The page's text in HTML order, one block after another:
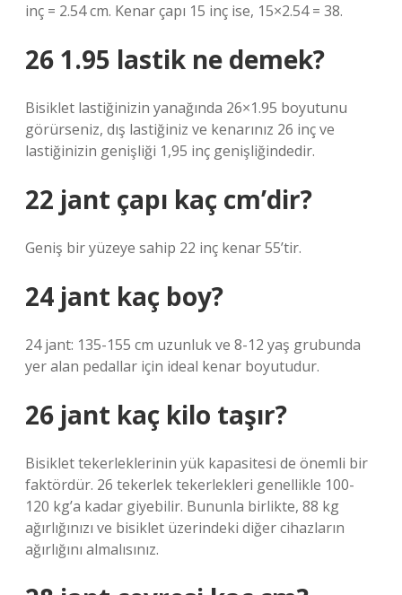
inç = 2.54 cm. Kenar çapı 15 inç ise, 15×2.54 = 38.
26 1.95 lastik ne demek?
Bisiklet lastiğinizin yanağında 26×1.95 boyutunu
görürseniz, dış lastiğiniz ve kenarınız 26 inç ve
lastiğinizin genişliği 1,95 inç genişliğindedir.
22 jant çapı kaç cm’dir?
Geniş bir yüzeye sahip 22 inç kenar 55’tir.
24 jant kaç boy?
24 jant: 135-155 cm uzunluk ve 8-12 yaş grubunda
yer alan pedallar için ideal kenar boyutudur.
26 jant kaç kilo taşır?
Bisiklet tekerleklerinin yük kapasitesi de önemli bir
faktördür. 26 tekerlek tekerlekleri genellikle 100-
120 kg’a kadar giyebilir. Bununla birlikte, 88 kg
ağırlığınızı ve bisiklet üzerindeki diğer cihazların
ağırlığını almalısınız.